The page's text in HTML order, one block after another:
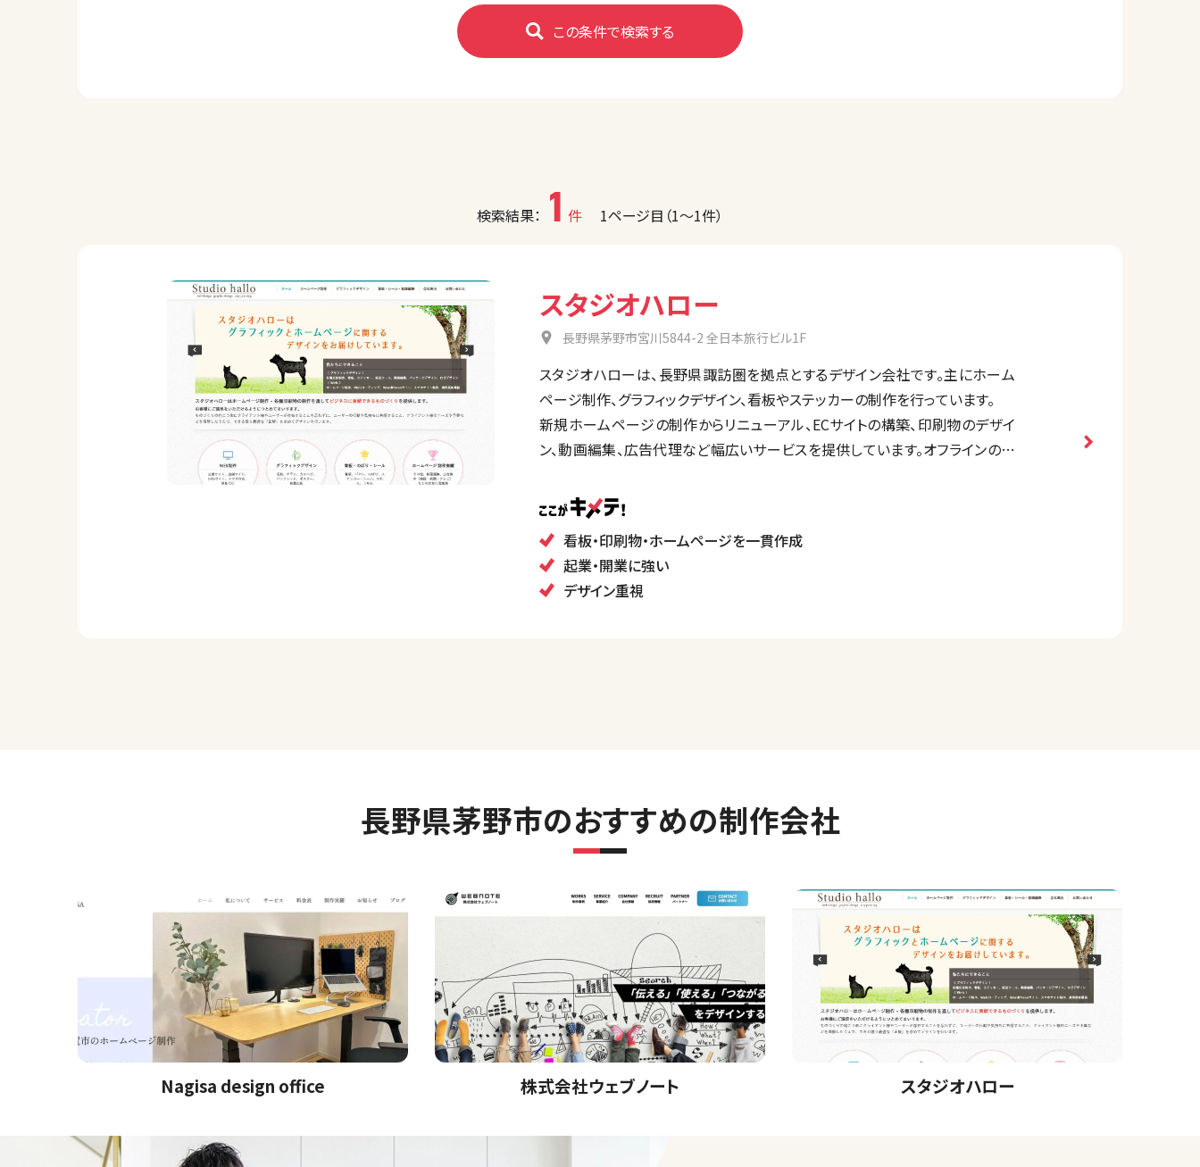
この条件で検索する
検索結果： 1 件 1ページ目（1〜1件）
スタジオハロー
長野県茅野市宮川5844-2 全日本旅行ビル1F
スタジオハローは、長野県諏訪圏を拠点とするデザイン会社です。主にホーム
ページ制作、グラフィックデザイン、看板やステッカーの制作を行っています。
新規ホームページの制作からリニューアル、ECサイトの構築、印刷物のデザイ
ン、動画編集、広告代理など幅広いサービスを提供しています。オフラインの販
社です。
看板・印刷物・ホームページを一貫作成
起業・開業に強い
デザイン重視
長野県茅野市のおすすめの制作会社
Nagisa design office 株式会社ウェブノート スタジオハロー